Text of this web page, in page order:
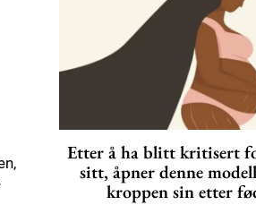
Etter å ha blitt kritisert
sitt, åpner denne
kroppen sin etter